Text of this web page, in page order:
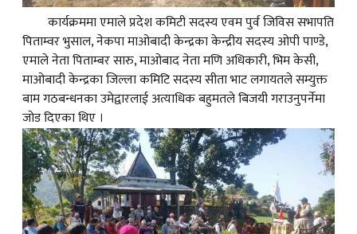
कार्यक्रममा एमाले प्रदेश कमिटी सदस्य एवम पुर्व जिविस सभापति
पिताम्वर भुसाल, नेकपा माओबादी केन्द्रका केन्द्रीय सदस्य ओपी पाण्डे,
एमाले नेता पिताम्बर सारु, माओबाद नेता मणि अधिकारी, भिम केसी,
माओबादी केन्द्रका जिल्ला कमिटि सदस्य सीता भाट लगायतले सम्युक्त
बाम गठबन्धनका उमेद्वारलाई अत्याधिक बहुमतले बिजयी गराउनुपर्नेमा
जोड दिएका थिए ।